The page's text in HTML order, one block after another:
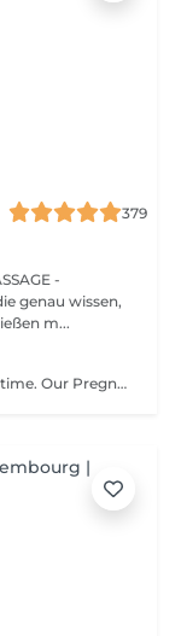
379
-
m...
Nurture your well-being during this special time. Our Pregnancy Massage is a gentle, relaxing treatment designed to reduce muscle tension, improve circulation, and ease discomfort commonly experienced during pregnancy. Soft, flowing techniques and comfortable side-lying positioning provide deep relaxation without placing pressure on the abdomen. Hypoallergenic, unscented oils are used to care for sensitive skin and maintain comfort throughout the session. This massage helps relieve tension in the lower back and shoulders, reduces swelling and heaviness in the legs, improves overall circulation, and promotes a sense of ease and balance in the body. This treatment is performed only with the approval of your doctor.